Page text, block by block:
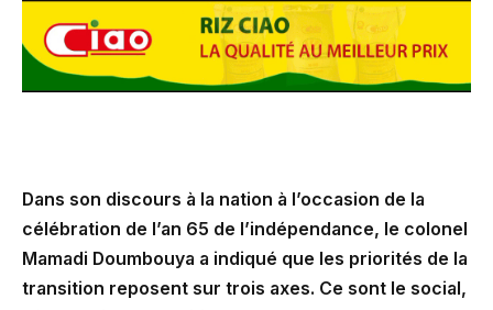
Dans son discours à la nation à l’occasion de la
célébration de l’an 65 de l’indépendance, le colonel
Mamadi Doumbouya a indiqué que les priorités de la
transition reposent sur trois axes. Ce sont le social,